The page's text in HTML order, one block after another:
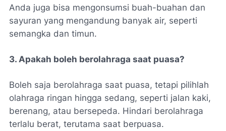
Anda juga bisa mengonsumsi buah-buahan dan
sayuran yang mengandung banyak air, seperti
semangka dan timun.
3. Apakah boleh berolahraga saat puasa?
Boleh saja berolahraga saat puasa, tetapi pilihlah
olahraga ringan hingga sedang, seperti jalan kaki,
berenang, atau bersepeda. Hindari berolahraga
terlalu berat, terutama saat berpuasa.